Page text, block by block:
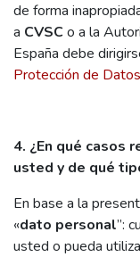
de forma
a CVSCo a la
España debe
Protección de Datos
4. ¿En qué casos
usted y de qué
En base a la
«dato personal”:
usted o pueda